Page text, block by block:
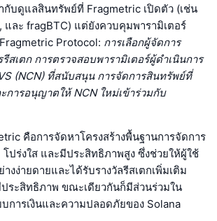
กับดูแลสินทรัพย์ที่ Fragmetric เปิดตัว (เช่น
และ fragBTC) แต่ยังควบคุมพารามิเตอร์
Protocol: การเลือกผู้จัดการ
สเตก การตรวจสอบพารามิเตอร์ผู้ดำเนินการ
(NCN) ที่สนับสนุน การจัดการสินทรัพย์ที่
การอนุญาตให้ NCN ใหม่เข้าร่วมกับ
คือการจัดหาโครงสร้างพื้นฐานการจัดการ
ปร่งใส และมีประสิทธิภาพสูง ซึ่งช่วยให้ผู้ใช้
งง่ายดายและได้รับรางวัลรีสเตกเพิ่มเติม
ระสิทธิภาพ ขณะเดียวกันก็มีส่วนร่วมใน
การเงินและความปลอดภัยของ Solana